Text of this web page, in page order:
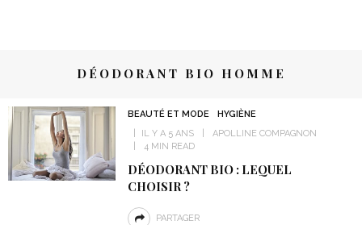
DÉODORANT BIO HOMME
BEAUTÉ ET MODE
HYGIÈNE
IL Y A 5 ANS
APOLLINE COMPAGNON
4 MIN READ
DÉODORANT BIO : LEQUEL
CHOISIR ?
PARTAGER